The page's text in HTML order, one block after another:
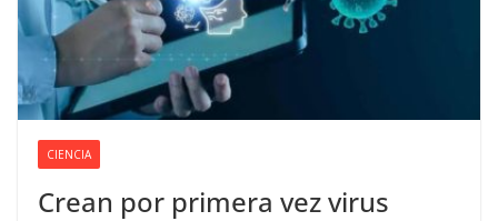
CIENCIA
Crean por primera vez virus